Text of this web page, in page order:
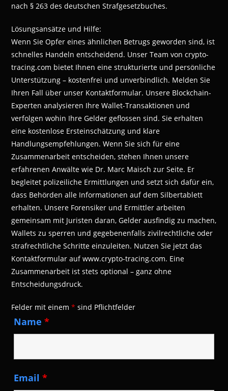
nach § 263 des deutschen Strafgesetzbuches.
Lösungsansätze und Hilfe:
Wenn Sie Opfer eines ähnlichen Betrugs geworden sind, ist
schnelles Handeln entscheidend. Unser Team von crypto-
tracing.com bietet Ihnen eine strukturierte und persönliche
Unterstützung – kostenfrei und unverbindlich. Melden Sie
Ihren Fall über unser Kontaktformular. Unsere Blockchain-
Experten analysieren Ihre Wallet-Transaktionen und
verfolgen wohin Ihre Gelder geflossen sind. Sie erhalten
eine kostenlose Ersteinschätzung und klare
Handlungsempfehlungen. Wenn Sie sich für eine
Zusammenarbeit entscheiden, stehen Ihnen unsere
erfahrenen Anwälte wie Dr. Marc Maisch zur Seite. Er
begleitet polizeiliche Ermittlungen und setzt sich dafür ein,
dass Behörden alle Informationen auf dem Silbertablett
erhalten. Unsere Forensiker und Ermittler arbeiten
gemeinsam mit Juristen daran, Gelder ausfindig zu machen,
Wallets zu sperren und gegebenenfalls zivilrechtliche oder
strafrechtliche Schritte einzuleiten. Nutzen Sie jetzt das
Kontaktformular auf www.crypto-tracing.com. Eine
Zusammenarbeit ist stets optional – ganz ohne
Entscheidungsdruck.
Felder mit einem* sind Pflichtfelder
Name*
Email*